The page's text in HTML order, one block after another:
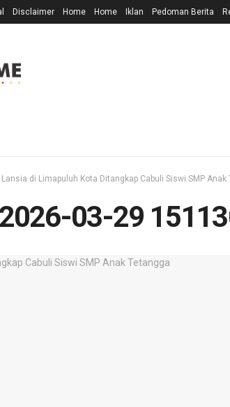
Disclaimer Home Home Iklan Pedoman Berita
Lansia di Limapuluh Kota Ditangkap Cabuli Siswi SMP Anak
03-29